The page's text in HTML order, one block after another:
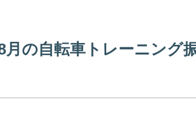
月の自転車トレーニング